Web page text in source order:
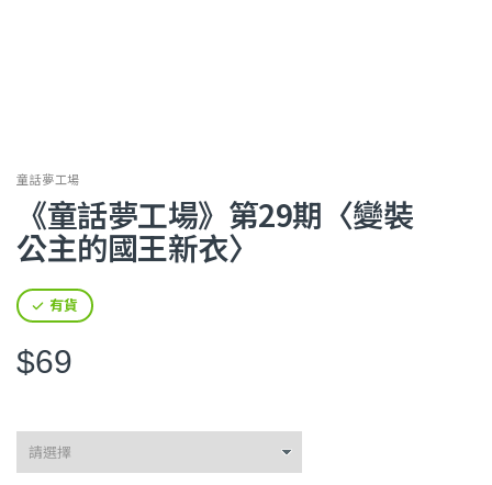
童話夢工場
《童話夢工場》第29期〈變裝
公主的國王新衣〉
有貨
$69